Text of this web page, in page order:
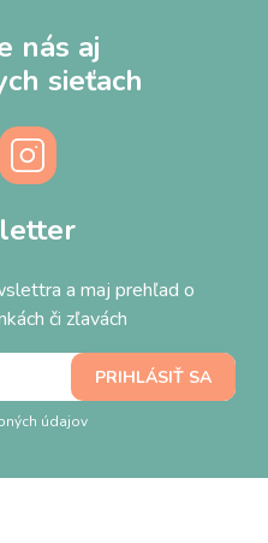
nás aj
sieťach
a maj prehľad o
či zľavách
údajov